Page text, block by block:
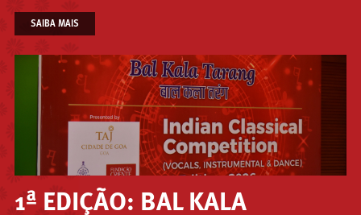
SAIBA MAIS
1ª EDIÇÃO: BAL KALA